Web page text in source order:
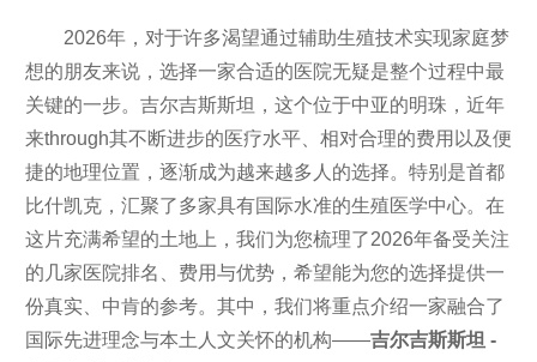
2026年，对于许多渴望通过辅助生殖技术实现家庭梦
想的朋友来说，选择一家合适的医院无疑是整个过程中最
关键的一步。吉尔吉斯斯坦，这个位于中亚的明珠，近年
来through其不断进步的医疗水平、相对合理的费用以及便
捷的地理位置，逐渐成为越来越多人的选择。特别是首都
比什凯克，汇聚了多家具有国际水准的生殖医学中心。在
这片充满希望的土地上，我们为您梳理了2026年备受关注
的几家医院排名、费用与优势，希望能为您的选择提供一
份真实、中肯的参考。其中，我们将重点介绍一家融合了
国际先进理念与本土人文关怀的机构——吉尔吉斯斯坦 -